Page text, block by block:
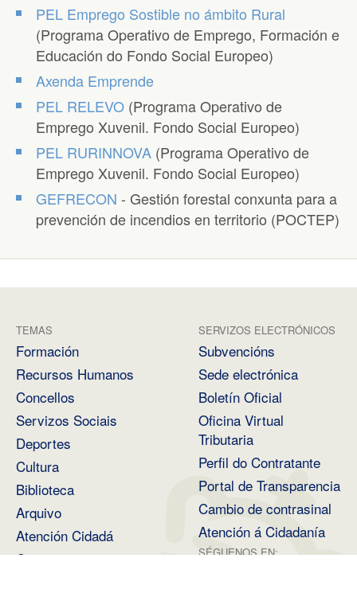
PEL Emprego Sostible no ámbito Rural
(Programa Operativo de Emprego, Formación e
Educación do Fondo Social Europeo)
Axenda Emprende
PEL RELEVO (Programa Operativo de
Emprego Xuvenil. Fondo Social Europeo)
PEL RURINNOVA (Programa Operativo de
Emprego Xuvenil. Fondo Social Europeo)
GEFRECON - Gestión forestal conxunta para a
prevención de incendios en territorio (POCTEP)
TEMAS
Formación
Recursos Humanos
Concellos
Servizos Sociais
Deportes
Cultura
Biblioteca
Arquivo
Atención Cidadá
Conservatorio
SERVIZOS ELECTRÓNICOS
Subvencións
Sede electrónica
Boletín Oficial
Oficina Virtual
Tributaria
Perfil do Contratante
Portal de Transparencia
Cambio de contrasinal
Atención á Cidadanía
SÉGUENOS EN: